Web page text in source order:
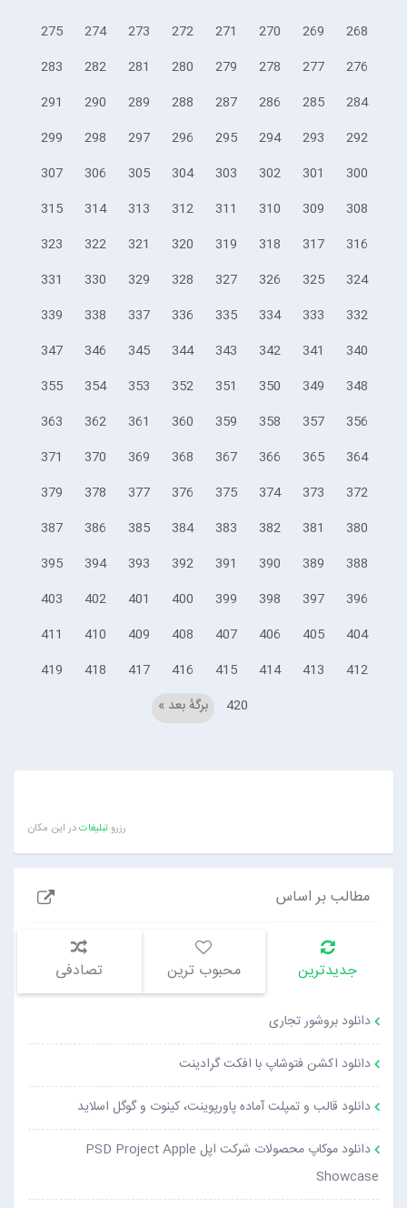
268
269
270
271
272
273
274
275
276
277
278
279
280
281
282
283
284
285
286
287
288
289
290
291
292
293
294
295
296
297
298
299
300
301
302
303
304
305
306
307
308
309
310
311
312
313
314
315
316
317
318
319
320
321
322
323
324
325
326
327
328
329
330
331
332
333
334
335
336
337
338
339
340
341
342
343
344
345
346
347
348
349
350
351
352
353
354
355
356
357
358
359
360
361
362
363
364
365
366
367
368
369
370
371
372
373
374
375
376
377
378
379
380
381
382
383
384
385
386
387
388
389
390
391
392
393
394
395
396
397
398
399
400
401
402
403
404
405
406
407
408
409
410
411
412
413
414
415
416
417
418
419
420
برگهٔ بعد »
رزروتبلیغاتدر این مکان
مطالب بر اساس
جدیدترین محبوب ترین تصادفی
دانلود بروشور تجاری
دانلود اکشن فتوشاپ با افکت گرادینت
دانلود قالب و تمپلت آماده پاورپوینت، کینوت و گوگل اسلاید
دانلود موکاپ محصولات شرکت اپل PSD Project Apple
Showcase